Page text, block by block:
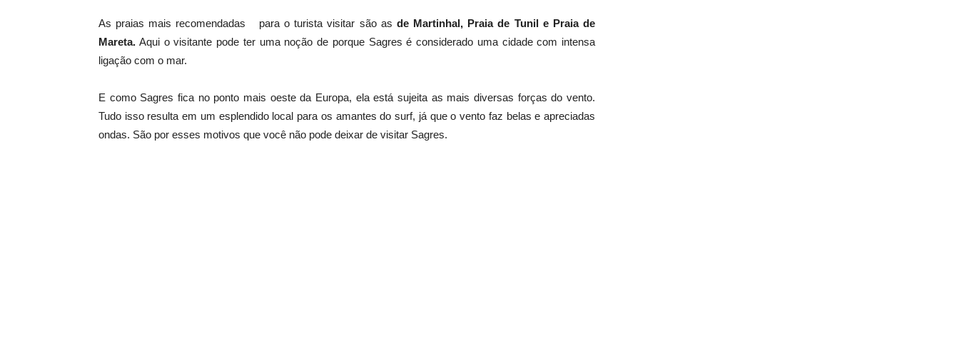
As praias mais recomendadas para o turista visitar são as de Martinhal, Praia de Tunil e Praia de
Mareta. Aqui o visitante pode ter uma noção de porque Sagres é considerado uma cidade com intensa
ligação com o mar.
E como Sagres fica no ponto mais oeste da Europa, ela está sujeita as mais diversas forças do vento.
Tudo isso resulta em um esplendido local para os amantes do surf, já que o vento faz belas e apreciadas
ondas. São por esses motivos que você não pode deixar de visitar Sagres.